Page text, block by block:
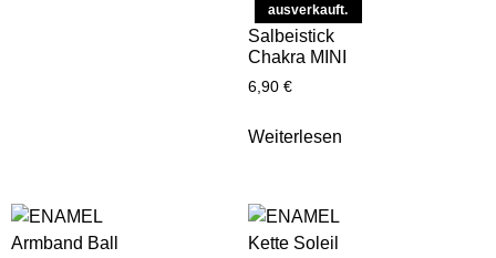
ausverkauft.
Salbeistick
Chakra MINI
6,90 €
Weiterlesen